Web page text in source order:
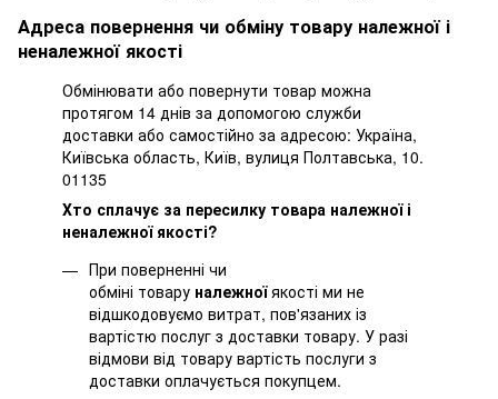
Адреса повернення чи обміну товару належної і
неналежної якості
Обмінювати або повернути товар можна
протягом 14 днів за допомогою служби
доставки або самостійно за адресою: Україна,
Київська область, Київ, вулиця Полтавська, 10.
01135
Хто сплачує за пересилку товара належної і
неналежної якості?
При поверненні чи
обміні товару належноїякості ми не
відшкодовуємо витрат, пов'язаних із
вартістю послуг з доставки товару. У разі
відмови від товару вартість послуги з
доставки оплачується покупцем.